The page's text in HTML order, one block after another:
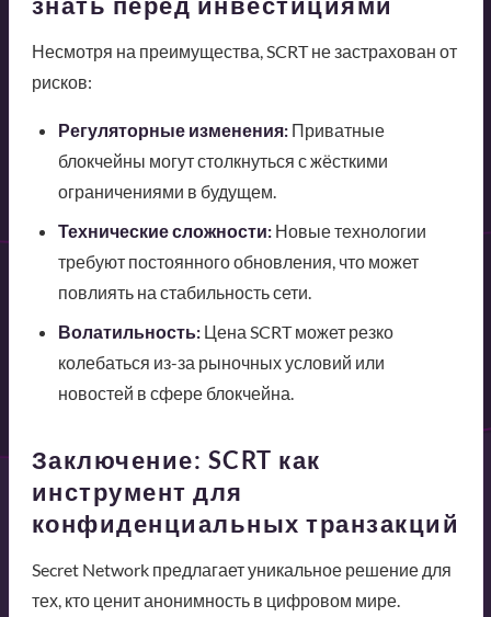
Несмотря на преимущества, SCRT не застрахован от
рисков:
Регуляторные изменения:Приватные
блокчейны могут столкнуться с жёсткими
ограничениями в будущем.
Технические сложности:Новые технологии
требуют постоянного обновления, что может
повлиять на стабильность сети.
Волатильность:Цена SCRT может резко
колебаться из-за рыночных условий или
новостей в сфере блокчейна.
Заключение: SCRT как
инструмент для
конфиденциальных транзакций
Secret Network предлагает уникальное решение для
тех, кто ценит анонимность в цифровом мире.